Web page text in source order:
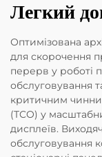
Легкий
Оптимізована
для скорочення
перерв у роботі
обслуговування
критичним
(TCO) у
дисплеїв.
обслуговування